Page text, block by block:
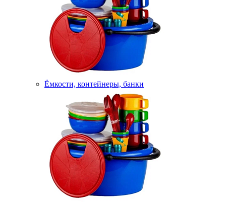
Ёмкости, контейнеры, банки